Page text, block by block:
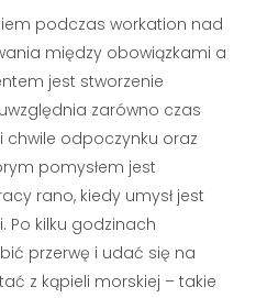
podczas workation nad
między obowiązkami a
jest stworzenie
zarówno czas
chwile odpoczynku oraz
pomysłem jest
rano, kiedy umysł jest
Po kilku godzinach
przerwę i udać się na
z kąpieli morskiej – takie